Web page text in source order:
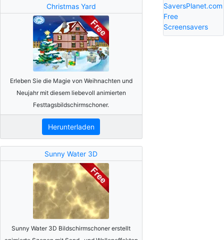
Christmas Yard
Erleben Sie die Magie von Weihnachten und
Neujahr mit diesem liebevoll animierten
Festtagsbildschirmschoner.
Herunterladen
Sunny Water 3D
Sunny Water 3D Bildschirmschoner erstellt
SaversPlanet.com
Free
Screensavers